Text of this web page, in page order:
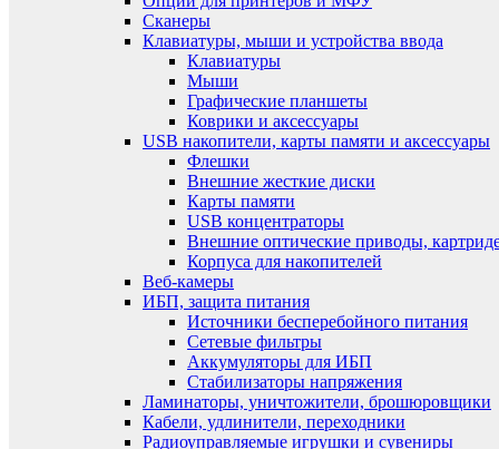
Сканеры
Клавиатуры, мыши и устройства ввода
Клавиатуры
Мыши
Графические планшеты
Коврики и аксессуары
USB накопители, карты памяти и аксессуары
Флешки
Внешние жесткие диски
Карты памяти
USB концентраторы
Внешние оптические приводы,
Корпуса для накопителей
Веб-камеры
ИБП, защита питания
Источники бесперебойного питания
Сетевые фильтры
Аккумуляторы для ИБП
Стабилизаторы напряжения
Ламинаторы, уничтожители, брошюровщики
Кабели, удлинители, переходники
Радиоуправляемые игрушки и сувениры